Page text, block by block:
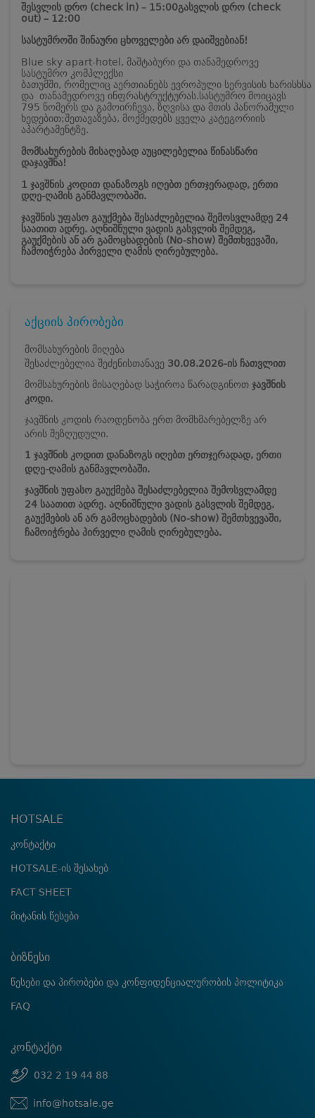
შესვლის დრო (check in) – 15:00გასვლის დრო (check
out) – 12:00
სასტუმროში შინაური ცხოველები არ დაიშვებიან!
Blue sky apart-hotel, მაშტაბური და თანამედროვე
სასტუმრო კომპლექსი
ბათუმში, რომელიც აერთიანებს ევროპული სერვისის ხარისხსა
და თანამედროვე ინფრასტრუქტურას.სასტუმრო მოიცავს
795 ნომერს და გამოირჩევა, ზღვისა და მთის პანორამული
ხედებით;შეთავაზება, მოქმედებს ყველა კატეგორიის
აპარტამენტზე.
მომსახურების მისაღებად აუცილებელია წინასწარი
დაჯავშნა!
1 ჯავშნის კოდით დანაზოგს იღებთ ერთჯერადად, ერთი
დღე-ღამის განმავლობაში.
ჯავშნის უფასო გაუქმება შესაძლებელია შემოსვლამდე 24
საათით ადრე. აღნიშნული ვადის გასვლის შემდეგ,
გაუქმების ან არ გამოცხადების (No-show) შემთხვევაში,
ჩამოიჭრება პირველი ღამის ღირებულება.
აქციის პირობები
მომსახურების მიღება
შესაძლებელია შეძენისთანავე 30.08.2026-ის ჩათვლით
მომსახურების მისაღებად საჭიროა წარადგინოთ ჯავშნის
კოდი.
ჯავშნის კოდის რაოდენობა ერთ მომხმარებელზე არ
არის შეზღუდული.
1 ჯავშნის კოდით დანაზოგს იღებთ ერთჯერადად, ერთი
დღე-ღამის განმავლობაში.
ჯავშნის უფასო გაუქმება შესაძლებელია შემოსვლამდე
24 საათით ადრე. აღნიშნული ვადის გასვლის შემდეგ,
გაუქმების ან არ გამოცხადების (No-show) შემთხვევაში,
ჩამოიჭრება პირველი ღამის ღირებულება.
HOTSALE
კონტაქტი
HOTSALE-ის შესახებ
FACT SHEET
მიტანის წესები
ბიზნესი
წესები და პირობები და კონფიდენციალურობის პოლიტიკა
FAQ
კონტაქტი
032 2 19 44 88
info@hotsale.ge